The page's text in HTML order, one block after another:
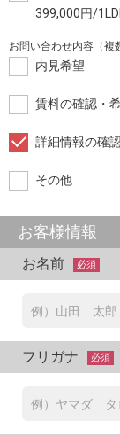
399,000円/
お問い合わせ内容（複
内見希望
賃料の確認・
詳細情報の確
その他
お客様情報
お名前 必須
フリガナ 必須